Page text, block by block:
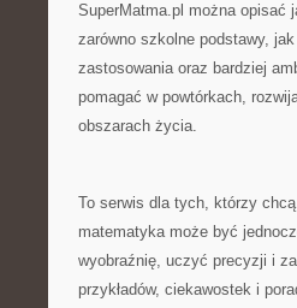
SuperMatma.pl można opisać
zarówno szkolne podstawy,
zastosowania oraz bardziej
pomagać w powtórkach,
obszarach życia.
To serwis dla tych, którzy
matematyka może być
wyobraźnię, uczyć precyzji i
przykładów, ciekawostek i